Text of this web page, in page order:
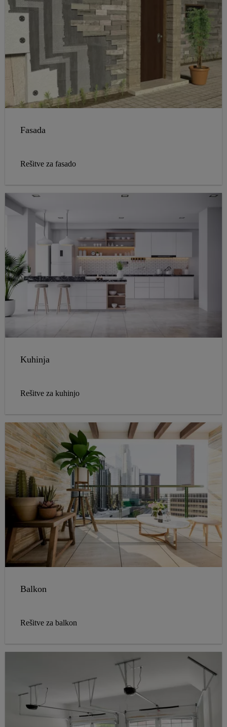
Fasada
Rešitve za fasado
Kuhinja
Rešitve za kuhinjo
Balkon
Rešitve za balkon